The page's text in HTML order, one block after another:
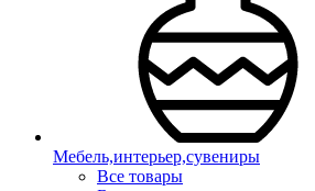
Мебель,интерьер,сувениры
Все товары